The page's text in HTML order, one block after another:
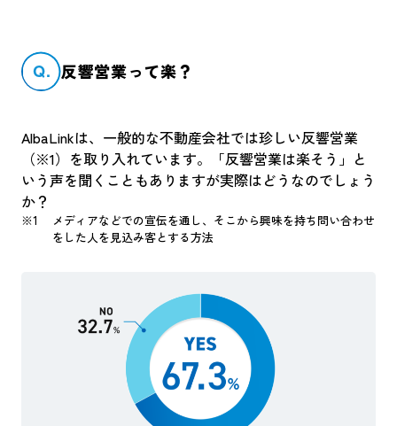
Q. 反響営業って楽？
AlbaLinkは、一般的な不動産会社では珍しい反響営業
（※1）を取り入れています。「反響営業は楽そう」と
いう声を聞くこともありますが実際はどうなのでしょう
か？
メディアなどでの宣伝を通し、そこから興味を持ち問い合わせ
をした人を見込み客とする方法